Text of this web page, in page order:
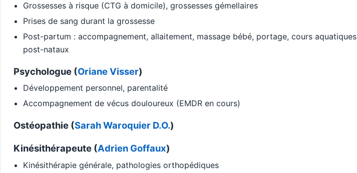
Grossesses à risque (CTG à domicile), grossesses gémellaires
Prises de sang durant la grossesse
Post-partum : accompagnement, allaitement, massage bébé, portage, cours aquatiques
post-nataux
Psychologue (Oriane Visser)
Développement personnel, parentalité
Accompagnement de vécus douloureux (EMDR en cours)
Ostéopathie (Sarah Waroquier D.O.)
Kinésithérapeute (Adrien Goffaux)
Kinésithérapie générale, pathologies orthopédiques